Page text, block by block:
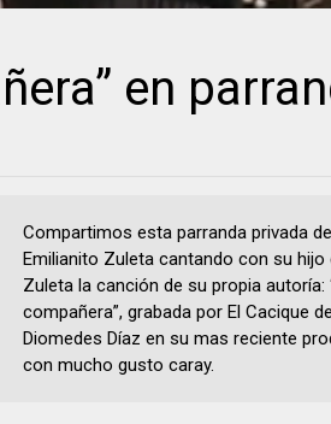
en
Compartimos esta parranda privada
Emilianito Zuleta cantando con su hijo
Zuleta la canción de su propia autoría:
compañera”, grabada por El Cacique
Diomedes Díaz en su mas reciente
con mucho gusto caray.